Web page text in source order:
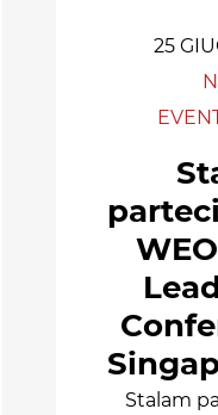
25
Stalam